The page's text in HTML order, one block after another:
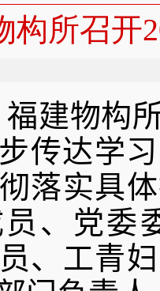
构所召开
福建物构
传达学
落实具
、党委
、工青